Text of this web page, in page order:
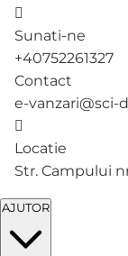
Sunati-ne
+40752261327
Contact
e-
Locatie
Str. Campului
AJUTOR